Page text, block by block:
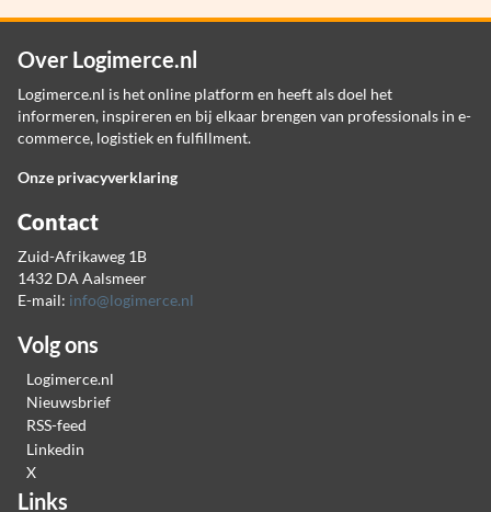
Over Logimerce.nl
Logimerce.nl is het online platform en heeft als doel het
informeren, inspireren en bij elkaar brengen van professionals in e-
commerce, logistiek en fulfillment.
Onze privacyverklaring
Contact
Zuid-Afrikaweg 1B
1432 DA Aalsmeer
E-mail: info@logimerce.nl
Volg ons
Logimerce.nl
Nieuwsbrief
RSS-feed
Linkedin
X
Links